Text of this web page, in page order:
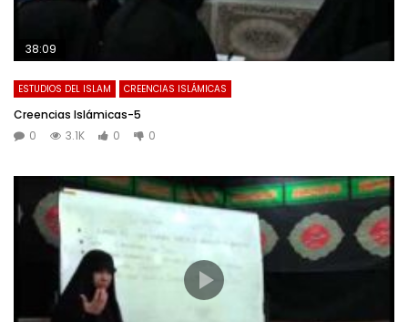
38:09
ESTUDIOS DEL ISLAM CREENCIAS ISLÁMICAS
Creencias Islámicas-5
0
3.1K 0 0